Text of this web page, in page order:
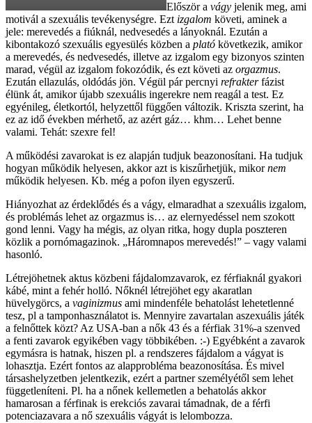
Először a vágy jelenik meg, ami
motivál a szexuális tevékenységre. Ezt izgalom követi, aminek a
jele: merevedés a fiúknál, nedvesedés a lányoknál. Ezután a
kibontakozó szexuális egyesülés közben a plató következik, amikor
a merevedés, és nedvesedés, illetve az izgalom egy bizonyos szinten
marad, végül az izgalom fokozódik, és ezt követi az orgazmus.
Ezután ellazulás, oldódás jön. Végül pár percnyi refrakterfázist
élünk át, amikor újabb szexuális ingerekre nem reagál a test. Ez
egyénileg, életkortól, helyzettől függően változik. Kriszta szerint, ha
ez az idő években mérhető, az azért gáz… khm… Lehet benne
valami. Tehát: szexre fel!
A működési zavarokat is ez alapján tudjuk beazonosítani. Ha tudjuk
hogyan működik helyesen, akkor azt is kiszűrhetjük, mikornem
működik helyesen. Kb. még a pofon ilyen egyszerű.
Hiányozhat az érdeklődés és a vágy, elmaradhat a szexuális izgalom,
és problémás lehet az orgazmus is… az elernyedéssel nem szokott
gond lenni. Vagy ha mégis, az olyan ritka, hogy dupla poszteren
közlik a pornómagazinok. „Háromnapos merevedés!” – vagy valami
hasonló.
Létrejöhetnek aktus közbeni fájdalomzavarok, ez férfiaknál gyakori
kábé, mint a fehér holló. Nőknél létrejöhet egy akaratlan
hüvelygörcs, a vaginizmus ami mindenféle behatolást lehetetlenné
tesz, pl a tamponhasználatot is. Mennyire zavartalan aszexuális játék
a felnőttek közt? Az USA-ban a nők 43 és a férfiak 31%-a szenved
a fenti zavarok egyikében vagy többikében. :-) Egyébként a zavarok
egymásra is hatnak, hiszen pl. a rendszeres fájdalom a vágyat is
lohasztja. Ezért fontos az alapprobléma beazonosítása. És mivel
társashelyzetben jelentkezik, ezért a partner személyétől sem lehet
függetleníteni. Pl. ha a nőnek kellemetlen a behatolás akkor
hamarosan a férfinak is erekciós zavarai támadnak, de a férfi
potenciazavara a nő szexuális vágyát is lelombozza.